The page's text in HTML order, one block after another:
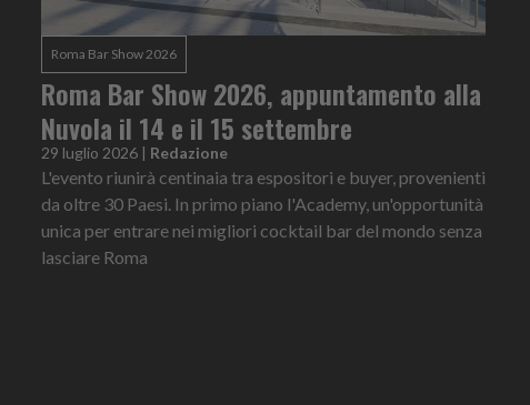
Roma Bar Show 2026
Roma Bar Show 2026, appuntamento alla
Nuvola il 14 e il 15 settembre
29 luglio 2026 | Redazione
L'evento riunirà centinaia tra espositori e buyer, provenienti
da oltre 30 Paesi. In primo piano l'Academy, un'opportunità
unica per entrare nei migliori cocktail bar del mondo senza
lasciare Roma